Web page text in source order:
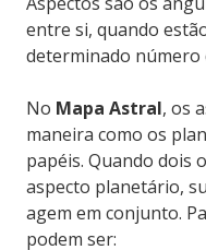
entre si, quando
determinado número
No Mapa Astral, os
maneira como os
papéis. Quando dois
aspecto planetário,
agem em conjunto.
podem ser: